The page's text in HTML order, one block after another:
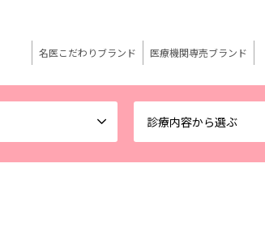
診療内容から選ぶ
名医こだわりブランド 医療機関専売ブランド